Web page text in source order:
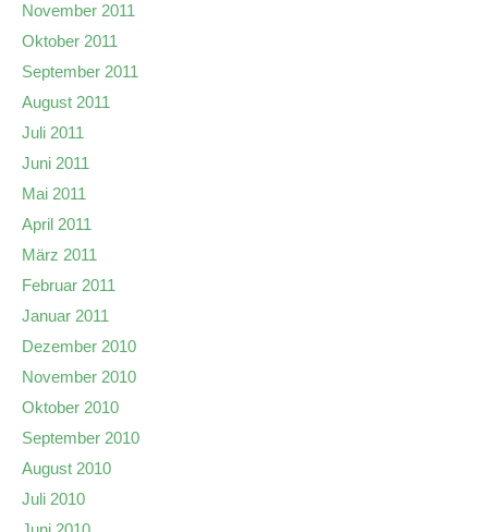
November 2011
Oktober 2011
September 2011
August 2011
Juli 2011
Juni 2011
Mai 2011
April 2011
März 2011
Februar 2011
Januar 2011
Dezember 2010
November 2010
Oktober 2010
September 2010
August 2010
Juli 2010